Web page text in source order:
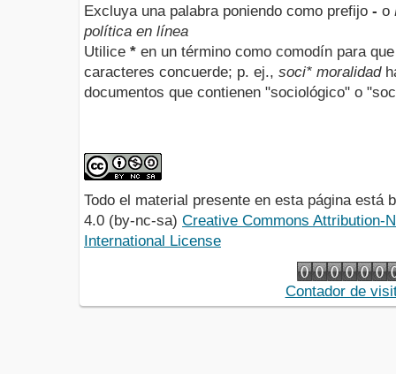
Excluya una palabra poniendo como prefijo - o
política en línea
Utilice * en un término como comodín para
caracteres concuerde; p. ej., soci* moralidad
documentos que contienen "sociológico" o
Todo el material presente en esta página está
4.0 (by-nc-sa) Creative Commons Attribution-
International License
Contador de